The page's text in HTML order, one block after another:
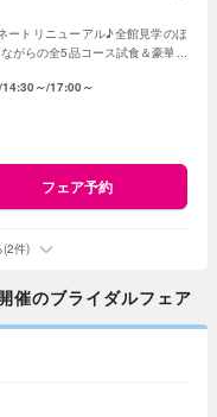
ートリニューアル♪全館見学のほ
がらの全5品コース試食＆豪華特
14:30～ 17:00～
フェア予約
(2件)
のブライダルフェア